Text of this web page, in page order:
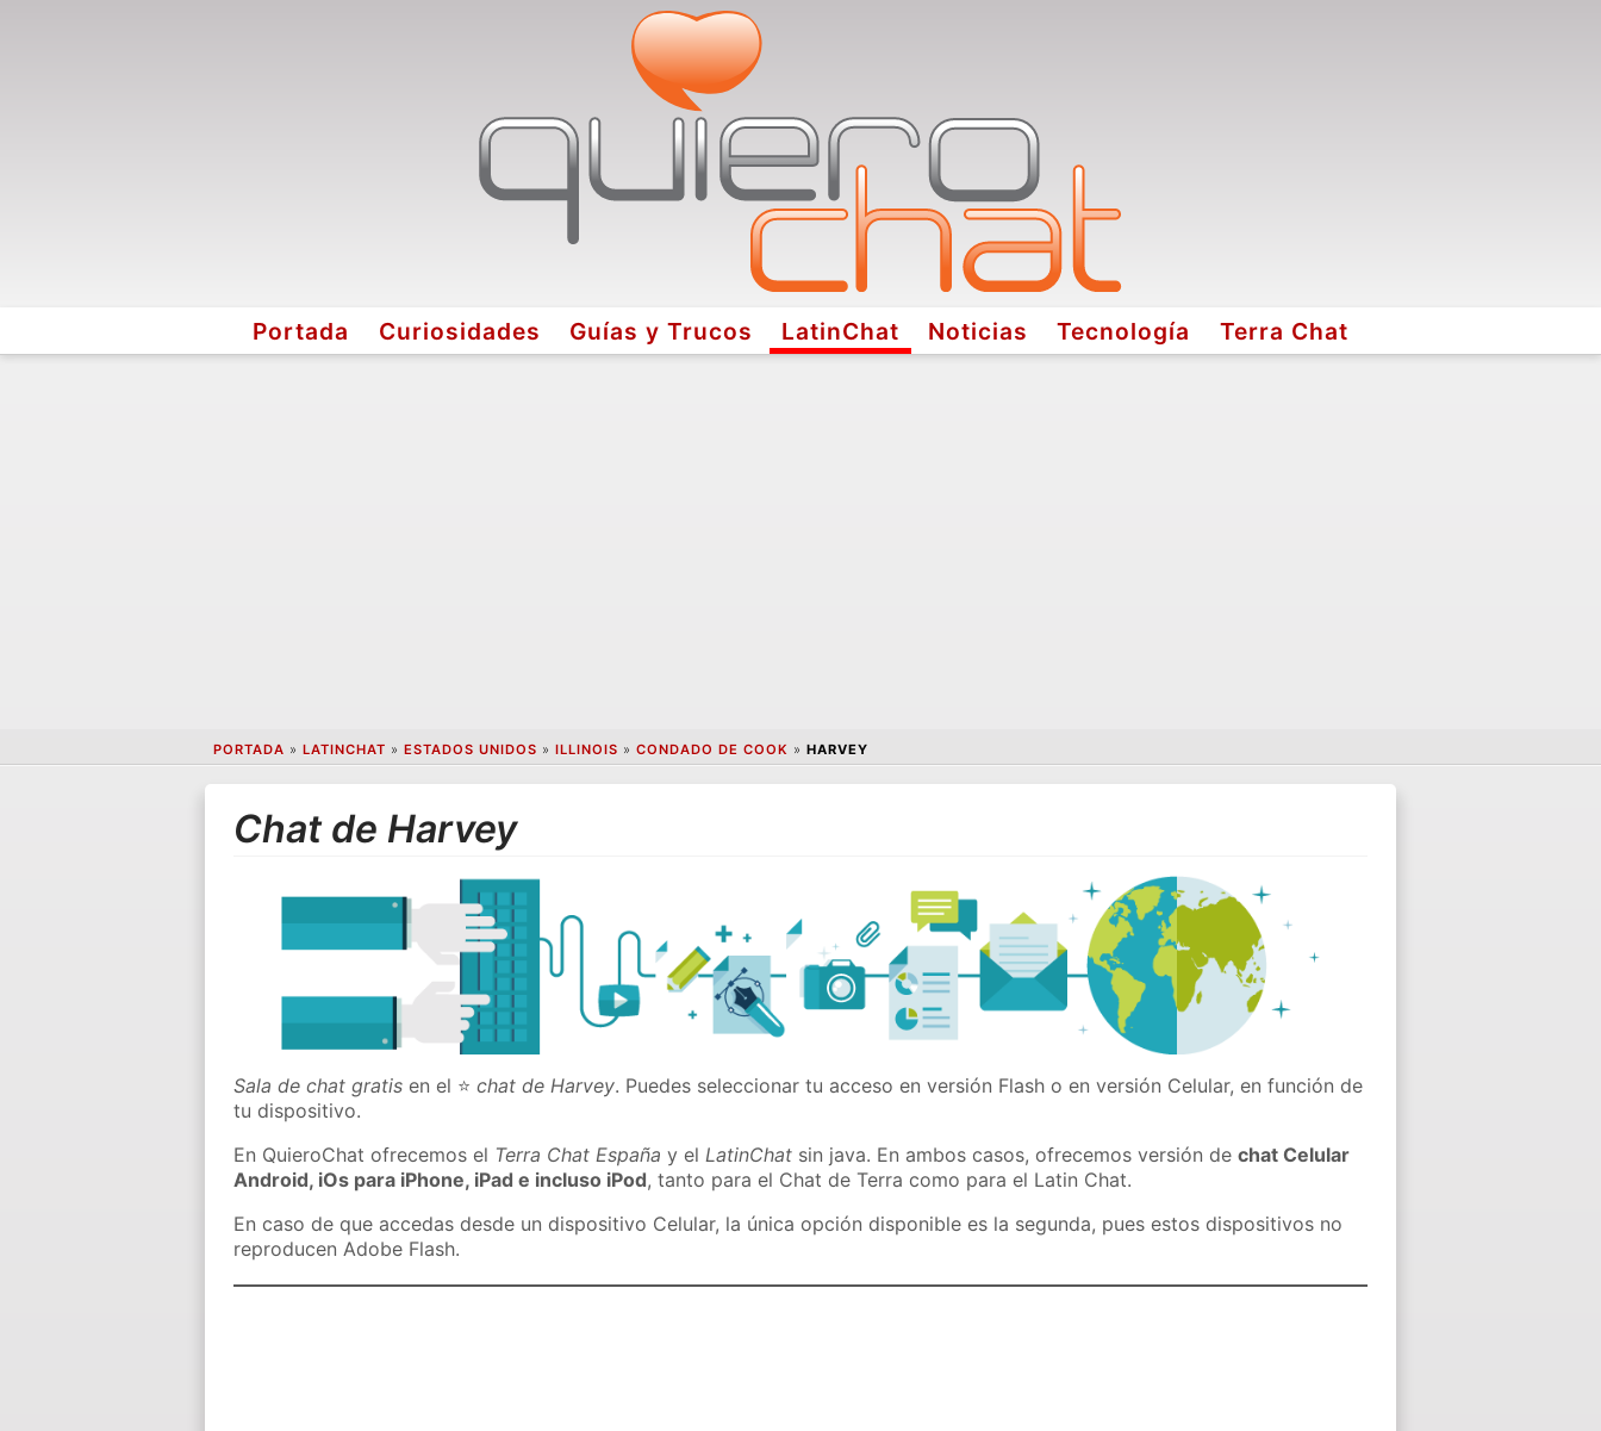
Portada Curiosidades Guías y Trucos LatinChat Noticias Tecnología Terra Chat
PORTADA » LATINCHAT » ESTADOS UNIDOS » ILLINOIS » CONDADO DE COOK » HARVEY
Chat de Harvey
Sala de chat gratis en el ⭐chat de Harvey. Puedes seleccionar tu acceso en versión Flash o en versión Celular, en función de
tu dispositivo.
En QuieroChat ofrecemos el Terra Chat España y elLatinChat sin java. En ambos casos, ofrecemos versión dechat Celular
Android, iOs para iPhone, iPad e incluso iPod, tanto para el Chat de Terra como para el Latin Chat.
En caso de que accedas desde un dispositivo Celular, la única opción disponible es la segunda, pues estos dispositivos no
reproducen Adobe Flash.